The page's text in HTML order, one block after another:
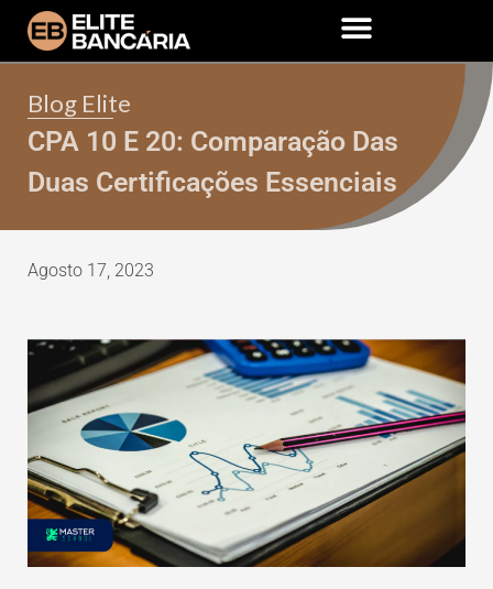
Blog Elite
CPA 10 E 20: Comparação Das
Duas Certificações Essenciais
Agosto 17, 2023